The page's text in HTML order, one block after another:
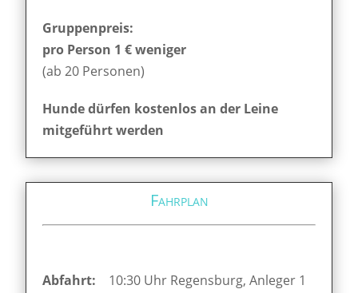
Gruppenpreis:
pro Person 1 € weniger
(ab 20 Personen)
Hunde dürfen kostenlos an der Leine
mitgeführt werden
Fahrplan
Abfahrt: 10:30 Uhr Regensburg, Anleger 1